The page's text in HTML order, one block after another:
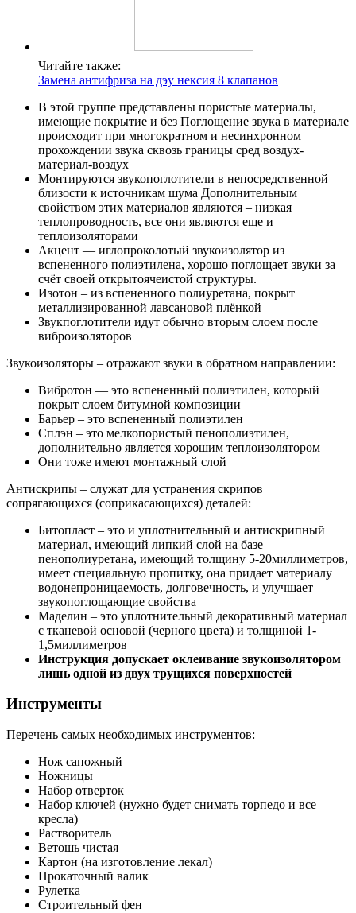
Читайте также:
Замена антифриза на дэу нексия 8 клапанов
В этой группе представлены пористые материалы,
имеющие покрытие и без Поглощение звука в материале
происходит при многократном и несинхронном
прохождении звука сквозь границы сред воздух-
материал-воздух
Монтируются звукопоглотители в непосредственной
близости к источникам шума Дополнительным
свойством этих материалов являются – низкая
теплопроводность, все они являются еще и
теплоизоляторами
Акцент — иглопроколотый звукоизолятор из
вспененного полиэтилена, хорошо поглощает звуки за
счёт своей открытоячеистой структуры.
Изотон – из вспененного полиуретана, покрыт
металлизированной лавсановой плёнкой
Звукпоглотители идут обычно вторым слоем после
виброизоляторов
Звукоизоляторы – отражают звуки в обратном направлении:
Вибротон — это вспененный полиэтилен, который
покрыт слоем битумной композиции
Барьер – это вспененный полиэтилен
Сплэн – это мелкопористый пенополиэтилен,
дополнительно является хорошим теплоизолятором
Они тоже имеют монтажный слой
Антискрипы – служат для устранения скрипов
сопрягающихся (соприкасающихся) деталей:
Битопласт – это и уплотнительный и антискрипный
материал, имеющий липкий слой на базе
пенополиуретана, имеющий толщину 5-20миллиметров,
имеет специальную пропитку, она придает материалу
водонепроницаемость, долговечность, и улучшает
звукопоглощающие свойства
Маделин – это уплотнительный декоративный материал
с тканевой основой (черного цвета) и толщиной 1-
1,5миллиметров
Инструкция допускает оклеивание звукоизолятором
лишь одной из двух трущихся поверхностей
Инструменты
Перечень самых необходимых инструментов:
Нож сапожный
Ножницы
Набор отверток
Набор ключей (нужно будет снимать торпедо и все
кресла)
Растворитель
Ветошь чистая
Картон (на изготовление лекал)
Прокаточный валик
Рулетка
Строительный фен